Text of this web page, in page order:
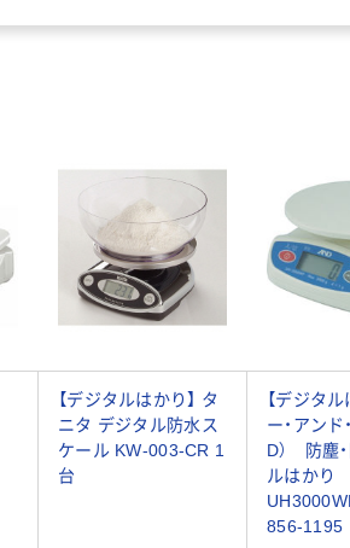
【デジタルはかり】 タ
ニタ デジタル防水ス
ケール KW-003-CR 1
台
【デジタ
ー・アンド
D） 防塵
ルはかり
856-1195